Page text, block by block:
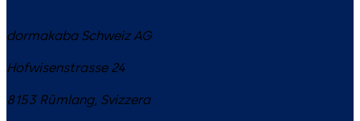
dormakaba Schweiz AG
Hofwisenstrasse 24
8153 Rümlang, Svizzera